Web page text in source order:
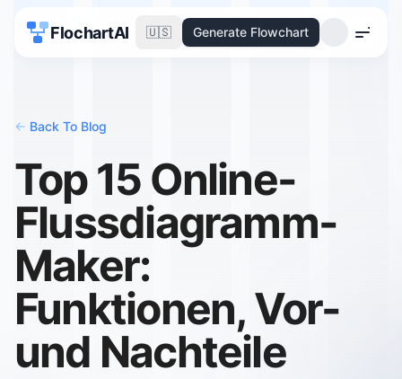
FlochartAI 🇺🇸 Generate Flowchart
Menu
<- Back To Blog
Top 15 Online-
Flussdiagramm-
Maker:
Funktionen, Vor-
und Nachteile